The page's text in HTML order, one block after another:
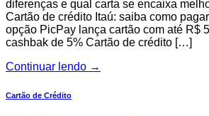
diferenças e qual carta se encaixa
Cartão de crédito Itaú: saiba como
opção PicPay lança cartão com até R$
cashbak de 5% Cartão de crédito […]
Continuar lendo →
Cartão de Crédito